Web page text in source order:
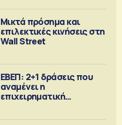
Μικτά πρόσημα και
επιλεκτικές κινήσεις στη
Wall Street
ΕΒΕΠ: 2+1 δράσεις που
αναμένει η
επιχειρηματική